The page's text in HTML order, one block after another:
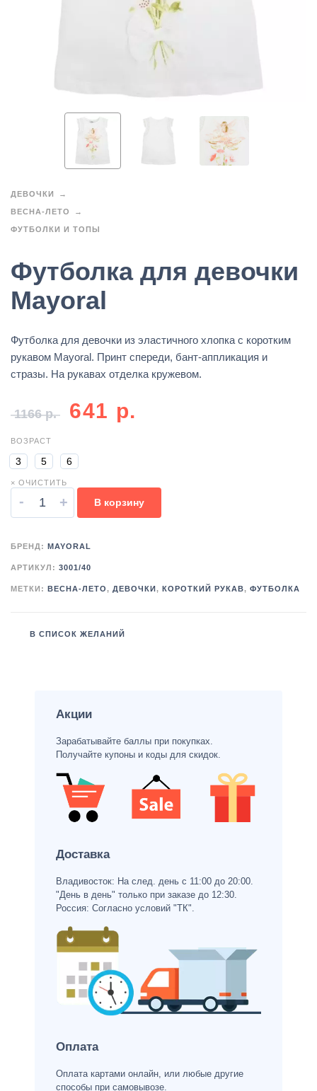
ДЕВОЧКИ
ВЕСНА-ЛЕТО
ФУТБОЛКИ И ТОПЫ
Футболка для девочки
Mayoral
Футболка для девочки из эластичного хлопка с коротким
рукавом Mayoral. Принт спереди, бант-аппликация и
стразы. На рукавах отделка кружевом.
1166р. 641 р.
ВОЗРАСТ
3 5 6
× ОЧИСТИТЬ
- + В корзину
БРЕНД: MAYORAL
АРТИКУЛ: 3001/40
МЕТКИ: ВЕСНА-ЛЕТО, ДЕВОЧКИ , КОРОТКИЙ РУКАВ, ФУТБОЛКА
В СПИСОК ЖЕЛАНИЙ
Акции
Зарабатывайте баллы при покупках.
Получайте купоны и коды для скидок.
Доставка
Владивосток: На след. день с 11:00 до 20:00.
"День в день" только при заказе до 12:30.
Россия: Согласно условий "ТК".
Оплата
Оплата картами онлайн, или любые другие
способы при самовывозе.